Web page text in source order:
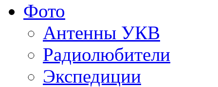
Фото
Антенны УКВ
Радиолюбители
Экспедиции